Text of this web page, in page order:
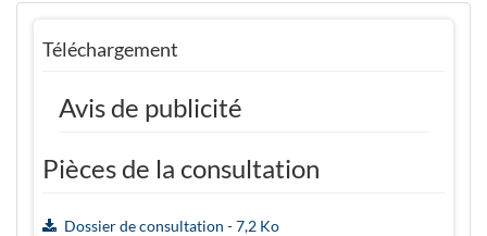
Téléchargement
Avis de publicité
Pièces de la consultation
Dossier de consultation - 7,2 Ko